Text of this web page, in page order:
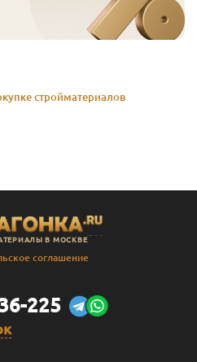
стройматериалов
В МОСКВЕ
соглашение
225